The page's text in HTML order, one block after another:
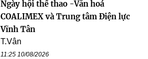
Ngày hội thể thao -Văn hoá
COALIMEX và Trung tâm Điện lực
Vĩnh Tân
T.Vân
11:25 10/08/2026